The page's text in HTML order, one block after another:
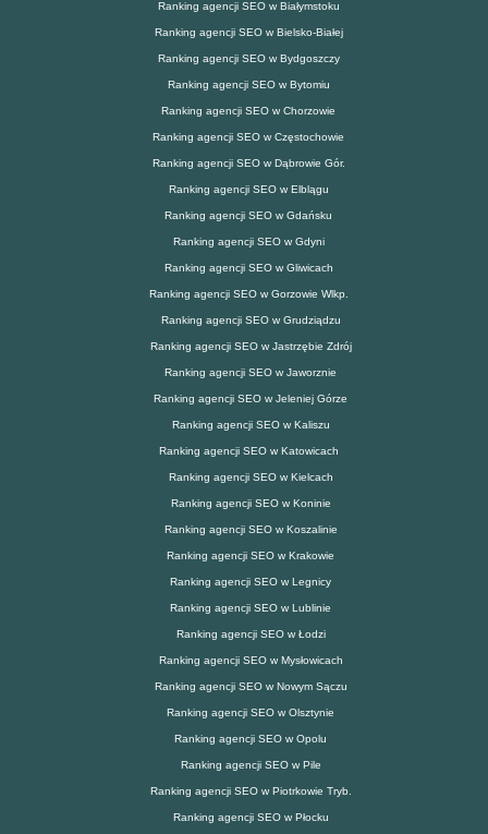
Ranking agencji SEO w Białymstoku
Ranking agencji SEO w Bielsko-Białej
Ranking agencji SEO w Bydgoszczy
Ranking agencji SEO w Bytomiu
Ranking agencji SEO w Chorzowie
Ranking agencji SEO w Częstochowie
Ranking agencji SEO w Dąbrowie Gór.
Ranking agencji SEO w Elblągu
Ranking agencji SEO w Gdańsku
Ranking agencji SEO w Gdyni
Ranking agencji SEO w Gliwicach
Ranking agencji SEO w Gorzowie Wlkp.
Ranking agencji SEO w Grudziądzu
Ranking agencji SEO w Jastrzębie Zdrój
Ranking agencji SEO w Jaworznie
Ranking agencji SEO w Jeleniej Górze
Ranking agencji SEO w Kaliszu
Ranking agencji SEO w Katowicach
Ranking agencji SEO w Kielcach
Ranking agencji SEO w Koninie
Ranking agencji SEO w Koszalinie
Ranking agencji SEO w Krakowie
Ranking agencji SEO w Legnicy
Ranking agencji SEO w Lublinie
Ranking agencji SEO w Łodzi
Ranking agencji SEO w Mysłowicach
Ranking agencji SEO w Nowym Sączu
Ranking agencji SEO w Olsztynie
Ranking agencji SEO w Opolu
Ranking agencji SEO w Pile
Ranking agencji SEO w Piotrkowie Tryb.
Ranking agencji SEO w Płocku